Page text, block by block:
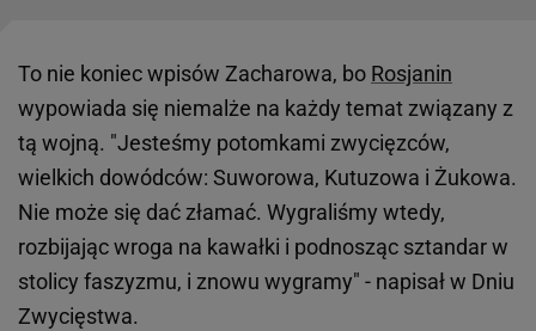
To nie koniec wpisów Zacharowa, bo Rosjanin
wypowiada się niemalże na każdy temat związany z
tą wojną. "Jesteśmy potomkami zwycięzców,
wielkich dowódców: Suworowa, Kutuzowa i Żukowa.
Nie może się dać złamać. Wygraliśmy wtedy,
rozbijając wroga na kawałki i podnosząc sztandar w
stolicy faszyzmu, i znowu wygramy" - napisał w Dniu
Zwycięstwa.